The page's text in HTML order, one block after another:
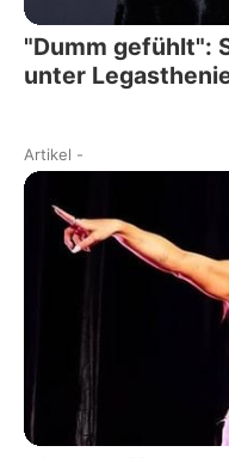
"Dumm gefühlt":
unter
Artikel -